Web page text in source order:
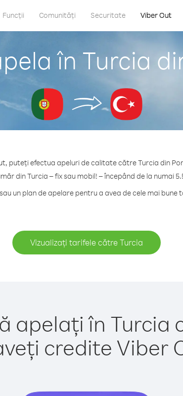
Funcții Comunități Securitate Viber Out
în Turcia
puteți efectua apeluri de calitate către Turcia din
din Turcia – fix sau mobil! – începând de la numai
un plan de apelare pentru a avea de cele mai bune
Vizualizați tarifele către Turcia
apelați în Turcia
credite Viber